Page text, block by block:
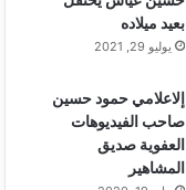
بعيد ميلاده
يوليو 29, 2021
إلاعلامي حمود حسين
صاحب الفيديوهات
العفوية صديق
المشاهير